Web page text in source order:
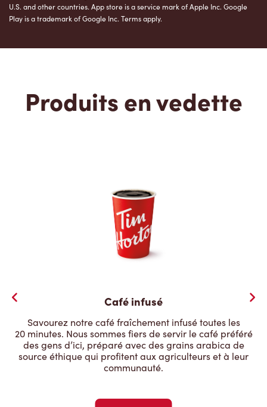
U.S. and other countries. App store is a service mark of Apple Inc. Google
Play is a trademark of Google Inc. Terms apply.
Produits en vedette
Café infusé
Savourez notre café fraîchement infusé toutes les
20 minutes. Nous sommes fiers de servir le café préféré
des gens d’ici, préparé avec des grains arabica de
source éthique qui profitent aux agriculteurs et à leur
communauté.